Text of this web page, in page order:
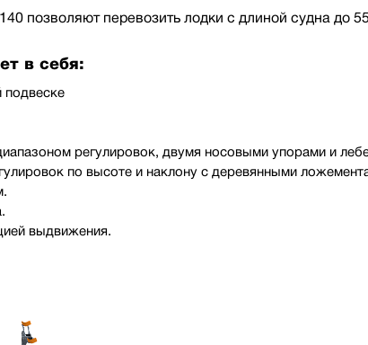
позволяют перевозить лодки с длиной судна до
в себя:
подвеске
регулировок, двумя носовыми упорами и
по высоте и наклону с деревянными
выдвижения.